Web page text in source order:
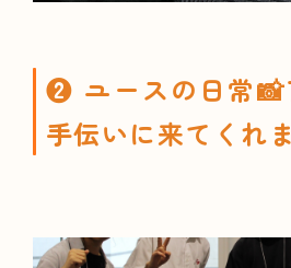
❷ ユースの日常📸
手伝いに来てくれ